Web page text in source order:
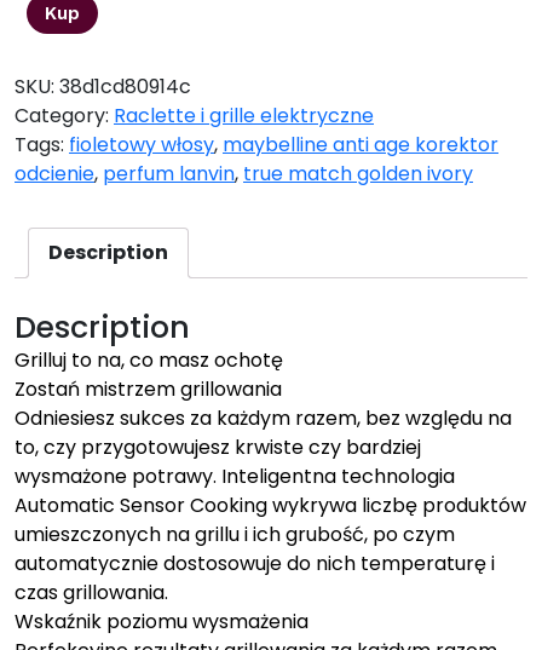
Kup
SKU: 38d1cd80914c
Category: Raclette i grille elektryczne
Tags: fioletowy włosy, maybelline anti age korektor
odcienie, perfum lanvin, true match golden ivory
Description
Description
Grilluj to na, co masz ochotę
Zostań mistrzem grillowania
Odniesiesz sukces za każdym razem, bez względu na
to, czy przygotowujesz krwiste czy bardziej
wysmażone potrawy. Inteligentna technologia
Automatic Sensor Cooking wykrywa liczbę produktów
umieszczonych na grillu i ich grubość, po czym
automatycznie dostosowuje do nich temperaturę i
czas grillowania.
Wskaźnik poziomu wysmażenia